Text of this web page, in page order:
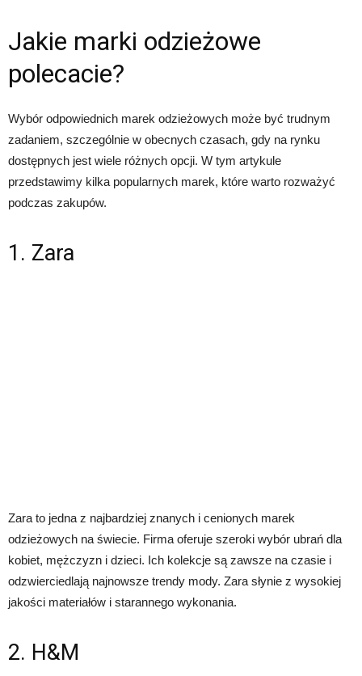
Jakie marki odzieżowe
polecacie?
Wybór odpowiednich marek odzieżowych może być trudnym
zadaniem, szczególnie w obecnych czasach, gdy na rynku
dostępnych jest wiele różnych opcji. W tym artykule
przedstawimy kilka popularnych marek, które warto rozważyć
podczas zakupów.
1. Zara
Zara to jedna z najbardziej znanych i cenionych marek
odzieżowych na świecie. Firma oferuje szeroki wybór ubrań dla
kobiet, mężczyzn i dzieci. Ich kolekcje są zawsze na czasie i
odzwierciedlają najnowsze trendy mody. Zara słynie z wysokiej
jakości materiałów i starannego wykonania.
2. H&M